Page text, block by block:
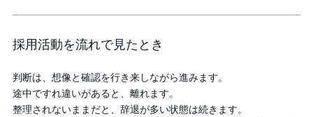
採用活動を流れで見たとき
判断は、想像と確認を行き来しながら進みます。
途中ですれ違いがあると、離れます。
整理されないままだと、辞退が多い状態は続きます。